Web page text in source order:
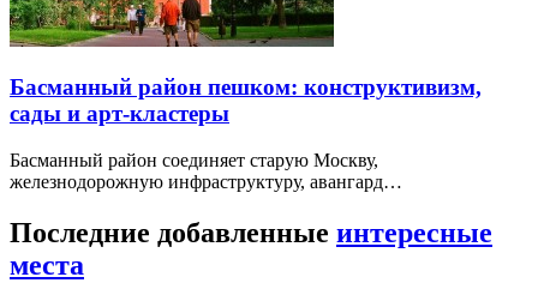
Басманный район пешком: конструктивизм,
сады и арт-кластеры
Басманный район соединяет старую Москву,
железнодорожную инфраструктуру, авангард…
Последние добавленные интересные
места